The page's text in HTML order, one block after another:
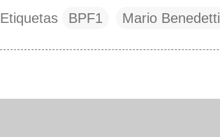
Etiquetas BPF1 Mario Benedetti